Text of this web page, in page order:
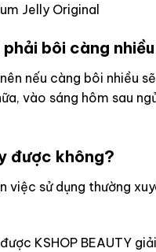
Jelly Original
bôi càng
nếu càng bôi nhiều
vào sáng hôm sau
được không?
việc sử dụng thường
KSHOP BEAUTY